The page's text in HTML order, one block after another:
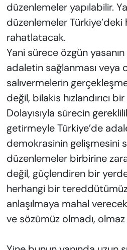
düzenlemeler yapılabilir.
düzenlemeler
rahatlatacak.
Yani sürece özgün yasanın
adaletin sağlanması veya
salıvermelerin
değil, bilakis hızlandırıcı
Dolayısıyla sürecin
getirmeyle Türkiye’de
demokrasinin gelişmesini
düzenlemeler birbirine
değil, güçlendiren bir
herhangi bir tereddütümüz
anlaşılmaya mahal
ve sözümüz olmadı,